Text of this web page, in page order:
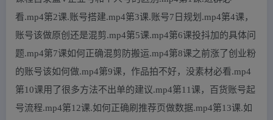
看.mp4第2课.账号搭建.mp4第3课.账号7日规划.mp4第4课，
账号该做原创还是混剪.mp4第5课.mp4第6课投抖加的具体问
题.mp4第7课如何正确混剪防搬运.mp4第8课之前涨了创业粉
的账号该如何做.mp4第9课，作品拍不好，没素材必看.mp4
第10课用了很多方法不出单的建议.mp4第11课，百货账号起
号流程.mp4第12课.如何正确刷推荐页做数据.mp4第13课.如